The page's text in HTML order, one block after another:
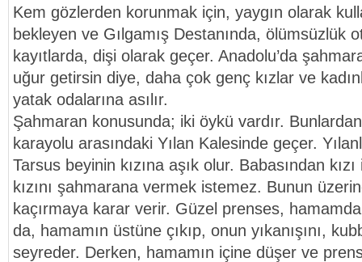
Kem gözlerden korunmak için, yaygın olarak
bekleyen ve Gılgamış Destanında, ölümsüzlük
kayıtlarda, dişi olarak geçer. Anadolu’da
uğur getirsin diye, daha çok genç kızlar ve
yatak odalarına asılır.
Şahmaran konusunda; iki öykü vardır.
karayolu arasındaki Yılan Kalesinde geçer.
Tarsus beyinin kızına aşık olur. Babasından
kızını şahmarana vermek istemez. Bunun
kaçırmaya karar verir. Güzel prenses,
da, hamamın üstüne çıkıp, onun yıkanışını,
seyreder. Derken, hamamın içine düşer ve